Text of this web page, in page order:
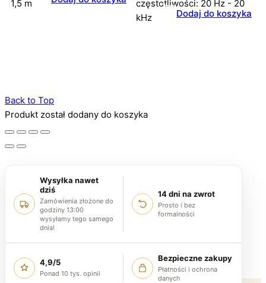
1,5 m
częstotliwości: 20 Hz - 20
kHz
Dodaj do koszyka
Back to Top
Produkt został dodany do koszyka
Wysyłka nawet
dziś
Zamówienia złożone do
godziny 13:00
wysyłamy tego samego
dnia!
14 dni na zwrot
Prosto i bez
formalności
4,9/5
Ponad 10 tys. opinii
Bezpieczne zakupy
Płatności i ochrona
danych